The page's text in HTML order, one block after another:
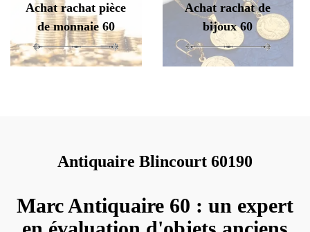
Achat rachat pièce
de monnaie 60
Achat rachat de
bijoux 60
Antiquaire Blincourt 60190
Marc Antiquaire 60 : un expert